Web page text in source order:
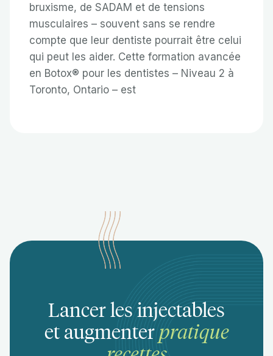
bruxisme, de SADAM et de tensions
musculaires – souvent sans se rendre
compte que leur dentiste pourrait être celui
qui peut les aider. Cette formation avancée
en Botox® pour les dentistes – Niveau 2 à
Toronto, Ontario – est
Lancer les injectables
et augmenterpratique